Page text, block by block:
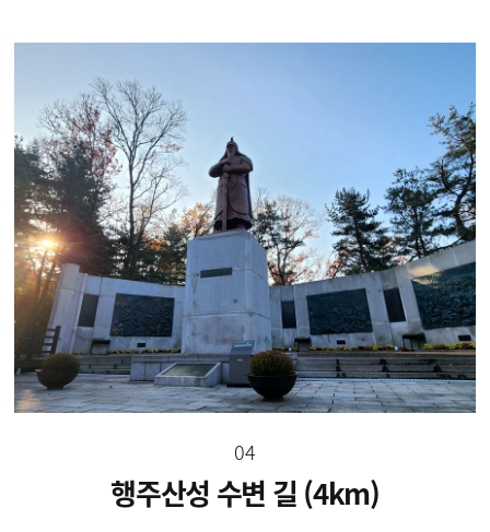
04
행주산성 수변 길 (4km)